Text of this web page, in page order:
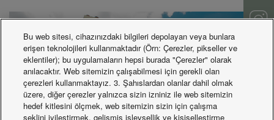
Bu web sitesi, cihazınızdaki bilgileri depolayan veya bunlara
erişen teknolojileri kullanmaktadır (Örn: Çerezler, pikseller ve
eklentiler); bu uygulamaların hepsi burada "Çerezler" olarak
anılacaktır. Web sitemizin çalışabilmesi için gerekli olan
çerezleri kullanmaktayız. 3. Şahıslardan olanlar dahil olmak
üzere, diğer çerezler yalnızca sizin izniniz ile web sitemizin
hedef kitlesini ölçmek, web sitemizin sizin için çalışma
şeklini iyileştirmek, gelişmiş işlevsellik ve kişiselleştirme